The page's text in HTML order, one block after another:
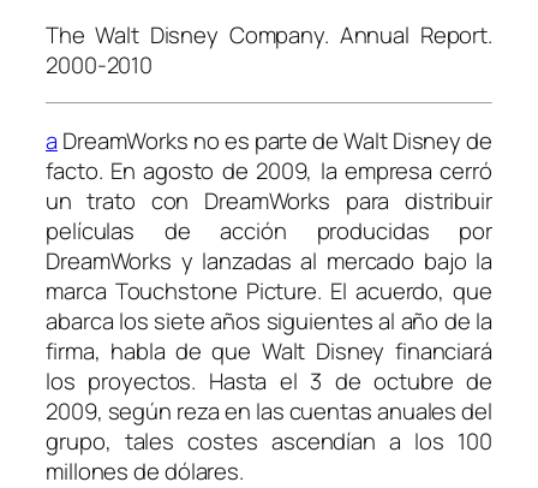
The Walt Disney Company. Annual Report.
2000-2010
a DreamWorks no es parte de Walt Disney de
facto. En agosto de 2009, la empresa cerró
un trato con DreamWorks para distribuir
películas de acción producidas por
DreamWorks y lanzadas al mercado bajo la
marca Touchstone Picture. El acuerdo, que
abarca los siete años siguientes al año de la
firma, habla de que Walt Disney financiará
los proyectos. Hasta el 3 de octubre de
2009, según reza en las cuentas anuales del
grupo, tales costes ascendían a los 100
millones de dólares.